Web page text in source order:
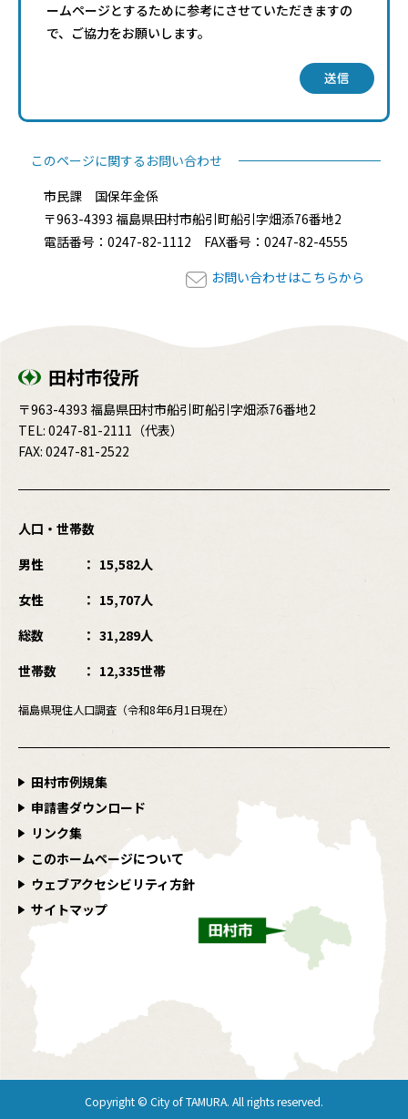
ームページとするために参考にさせていただきますの
で、ご協力をお願いします。
送信
このページに関するお問い合わせ
市民課 国保年金係
〒963-4393 福島県田村市船引町船引字畑添76番地2
電話番号：0247-82-1112 FAX番号：0247-82-4555
お問い合わせはこちらから
田村市役所
〒963-4393 福島県田村市船引町船引字畑添76番地2
TEL: 0247-81-2111 （代表）
FAX: 0247-81-2522
人口・世帯数
男性
15,582人
女性
15,707人
総数
31,289人
世帯数
12,335世帯
福島県現住人口調査（令和8年6月1日現在）
田村市例規集
申請書ダウンロード
リンク集
このホームページについて
ウェブアクセシビリティ方針
サイトマップ
Copyright © City of TAMURA. All rights reserved.